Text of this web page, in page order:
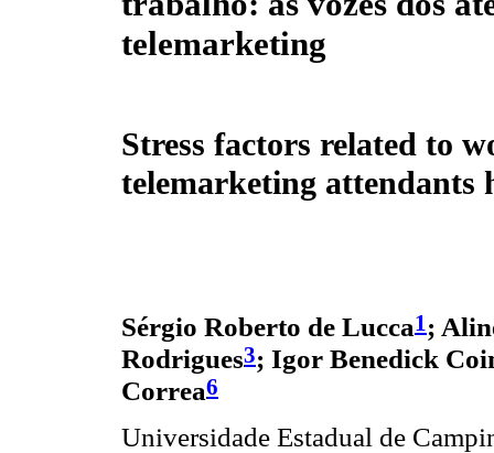
telemarketing
Stress factors related to
telemarketing attendants
Sérgio Roberto de Lucca1 ;
Rodrigues3; Igor Benedick
Correa6
Universidade Estadual de